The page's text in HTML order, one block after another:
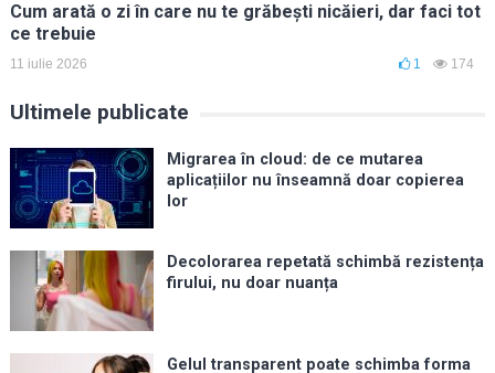
Cum arată o zi în care nu te grăbești nicăieri, dar faci tot
ce trebuie
11 iulie 2026 1 174
Ultimele publicate
Migrarea în cloud: de ce mutarea
aplicațiilor nu înseamnă doar copierea
lor
Decolorarea repetată schimbă rezistența
firului, nu doar nuanța
Gelul transparent poate schimba forma